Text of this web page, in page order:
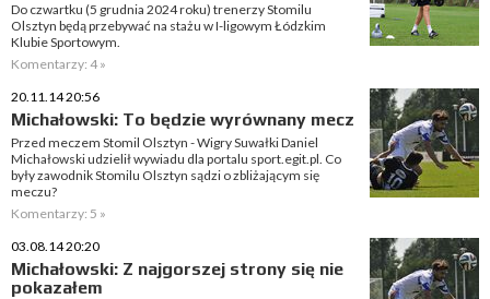
Do czwartku (5 grudnia 2024 roku) trenerzy Stomilu
Olsztyn będą przebywać na stażu w I-ligowym Łódzkim
Klubie Sportowym.
Komentarzy: 4 »
20.11.14 20:56
Michałowski: To będzie wyrównany mecz
Przed meczem Stomil Olsztyn - Wigry Suwałki Daniel
Michałowski udzielił wywiadu dla portalu sport.egit.pl. Co
były zawodnik Stomilu Olsztyn sądzi o zbliżającym się
meczu?
Komentarzy: 5 »
03.08.14 20:20
Michałowski: Z najgorszej strony się nie
pokazałem